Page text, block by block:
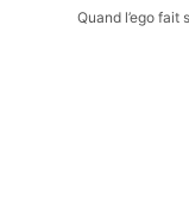
Quand l’ego fait